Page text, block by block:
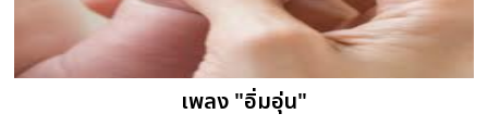
เพลง "อิ่มอุ่น"